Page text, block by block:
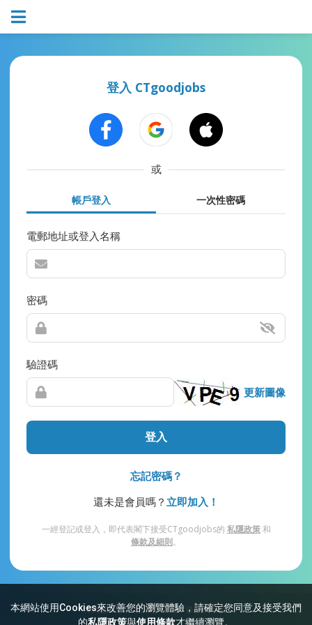
本網站使用Cookies來改善您的瀏覽體驗，請確定您同意及接受我們
的私隱政策與使用條款才繼續瀏覽。
登入 CTgoodjobs
或
帳戶登入 一次性密碼
電郵地址或登入名稱
密碼
驗證碼
更新圖像
登入
忘記密碼？
還未是會員嗎？ 立即加入！
一經登記或登入，即代表閣下接受CTgoodjobs的 私隱政策和
條款及細則。
網站索引 常見問題 私隱 條款及細則